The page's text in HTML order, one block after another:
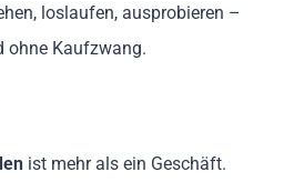
loslaufen, ausprobieren –
ohne Kaufzwang.
ist mehr als ein Geschäft.